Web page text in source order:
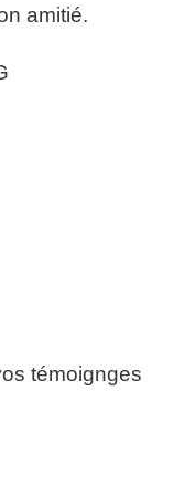
amitié.
témoignges